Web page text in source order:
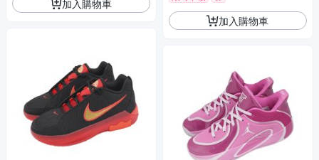
加入購物車
加入購物車